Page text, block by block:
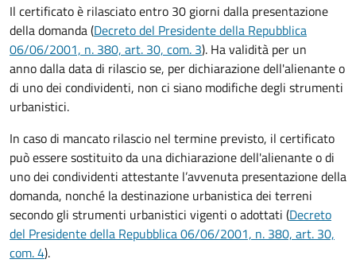
Il certificato è rilasciato entro 30 giorni dalla presentazione
della domanda (Decreto del Presidente della Repubblica
06/06/2001, n. 380, art. 30, com. 3). Ha validità per un
anno dalla data di rilascio se, per dichiarazione dell'alienante o
di uno dei condividenti, non ci siano modifiche degli strumenti
urbanistici.
In caso di mancato rilascio nel termine previsto, il certificato
può essere sostituito da una dichiarazione dell'alienante o di
uno dei condividenti attestante l’avvenuta presentazione della
domanda, nonché la destinazione urbanistica dei terreni
secondo gli strumenti urbanistici vigenti o adottati (Decreto
del Presidente della Repubblica 06/06/2001, n. 380, art. 30,
com. 4).